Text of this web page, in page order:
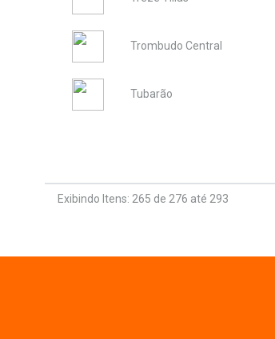
Trombudo Central
Tubarão
Exibindo Itens: 265 de 276 até 293